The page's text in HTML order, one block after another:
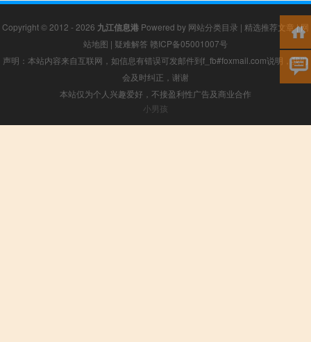
Copyright © 2012 - 2026 九江信息港 Powered by 网站分类目录 | 精选推荐文章|网
站地图 | 疑难解答 赣ICP备05001007号
声明：本站内容来自互联网，如信息有错误可发邮件到f_fb#foxmail.com说明，我们
会及时纠正，谢谢
本站仅为个人兴趣爱好，不接盈利性广告及商业合作
小男孩